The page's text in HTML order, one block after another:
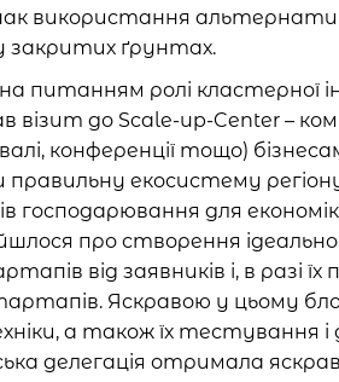
використання
закритих ґрунтах.
питанням ролі кластерної
візит до Scale-up-Center –
конференції тощо)
екосистему
господарювання для
про створення
від заявників і, в разі
Яскравою у цьому
а також їх тестування
делегація отримала